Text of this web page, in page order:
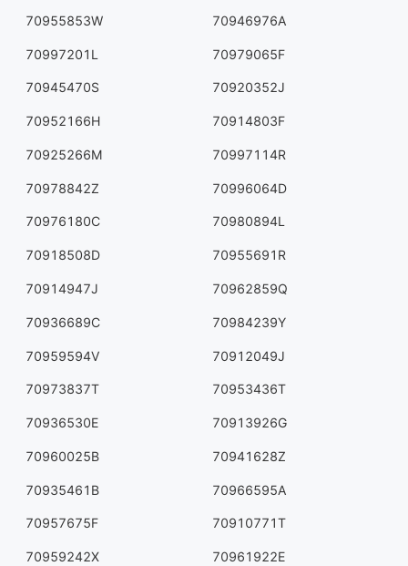
70955853W 70946976A
70997201L 70979065F
70945470S 70920352J
70952166H 70914803F
70925266M 70997114R
70978842Z 70996064D
70976180C 70980894L
70918508D 70955691R
70914947J 70962859Q
70936689C 70984239Y
70959594V 70912049J
70973837T 70953436T
70936530E 70913926G
70960025B 70941628Z
70935461B 70966595A
70957675F 70910771T
70959242X 70961922E